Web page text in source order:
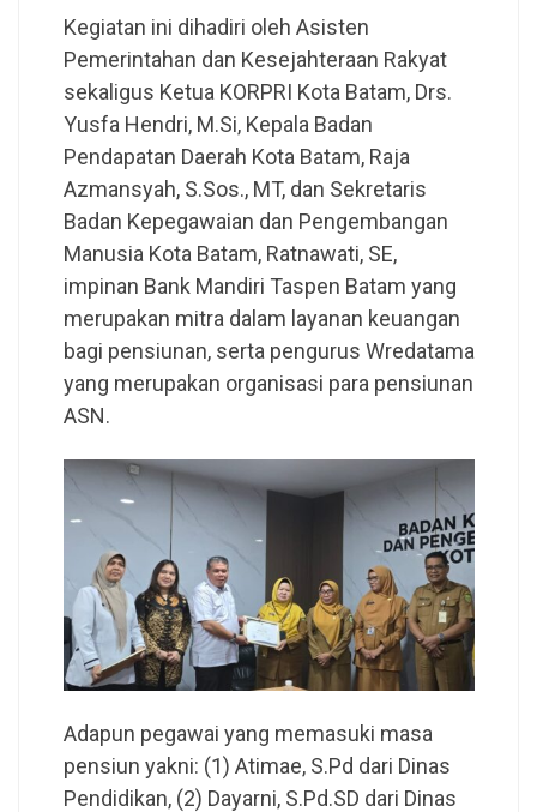
Kegiatan ini dihadiri oleh Asisten
Pemerintahan dan Kesejahteraan Rakyat
sekaligus Ketua KORPRI Kota Batam, Drs.
Yusfa Hendri, M.Si, Kepala Badan
Pendapatan Daerah Kota Batam, Raja
Azmansyah, S.Sos., MT, dan Sekretaris
Badan Kepegawaian dan Pengembangan
Manusia Kota Batam, Ratnawati, SE,
impinan Bank Mandiri Taspen Batam yang
merupakan mitra dalam layanan keuangan
bagi pensiunan, serta pengurus Wredatama
yang merupakan organisasi para pensiunan
ASN.
Adapun pegawai yang memasuki masa
pensiun yakni: (1) Atimae, S.Pd dari Dinas
Pendidikan, (2) Dayarni, S.Pd.SD dari Dinas